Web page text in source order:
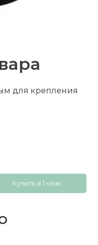
для крепления
Купить в 1 клик